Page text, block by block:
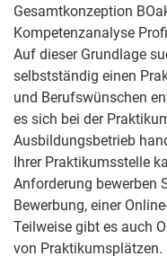
Gesamtkonzeption
Kompetenzanalyse
Auf dieser Grundlage
selbstständig einen
und Berufswünschen
es sich bei der
Ausbildungsbetrieb
Ihrer Praktikumsstelle
Anforderung bewerben
Bewerbung, einer
Teilweise gibt es auch
von Praktikumsplätzen.